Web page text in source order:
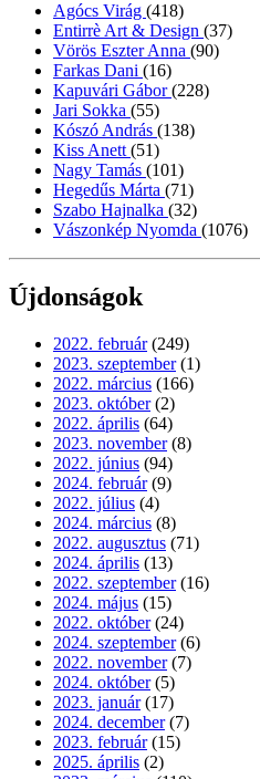
Agócs Virág (418)
Entirrè Art & Design (37)
Vörös Eszter Anna (90)
Farkas Dani (16)
Kapuvári Gábor(228)
Jari Sokka (55)
Kószó András (138)
Kiss Anett (51)
Nagy Tamás (101)
Hegedűs Márta (71)
Szabo Hajnalka (32)
Vászonkép Nyomda (1076)
Újdonságok
2022. február (249)
2023. szeptember (1)
2022. március (166)
2023. október (2)
2022. április (64)
2023. november (8)
2022. június (94)
2024. február (9)
2022. július (4)
2024. március (8)
2022. augusztus (71)
2024. április (13)
2022. szeptember (16)
2024. május (15)
2022. október (24)
2024. szeptember (6)
2022. november (7)
2024. október (5)
2023. január (17)
2024. december (7)
2023. február (15)
2025. április (2)